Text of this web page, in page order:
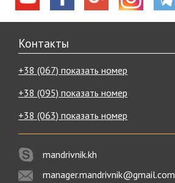
Контакты
+38 (067) показать номер
+38 (095) показать номер
+38 (063) показать номер
mandrivnik.kh
manager.mandrivnik@gmail.com